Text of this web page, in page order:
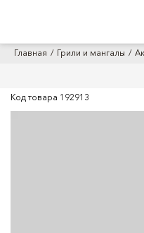
Главная Грили и мангалы
Код товара 192913